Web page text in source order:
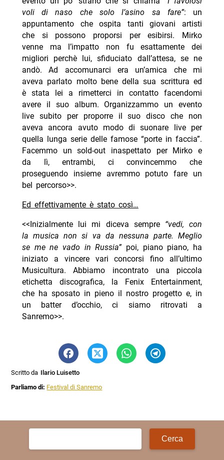
voli di naso che solo l’asino sa fare”: un
appuntamento che ospita tanti giovani artisti
che si possono proporsi per esibirsi. Mirko
venne ma l’impatto non fu esattamente dei
migliori perchè lui, sfiduciato dall’attesa, se ne
andò. Ad accomunarci era un’amica che mi
aveva parlato molto bene della sua scrittura ed
è stata lei a rimetterci in contatto facendomi
avere il suo album. Organizzammo un evento
live subito per proporre il suo disco che non
aveva ancora avuto modo di suonare live per
quella lunga serie delle famose “porte in faccia”.
Facemmo un sold-out inaspettato per Mirko e
da lì, entrambi, ci convincemmo che
proseguendo insieme avremmo potuto fare un
bel percorso>>.
Ed effettivamente è stato così…
<<Inizialmente lui mi diceva sempre “vedi, con
la musica non si va da nessuna parte. Meglio
se me ne vado in Russia” poi, piano piano, ha
iniziato a vincere vari concorsi fino all’ultimo
Musicultura. Abbiamo incontrato una piccola
etichetta discografica, la Fenix Entertainment,
che ha sposato in pieno il nostro progetto e, in
un batter d’occhio, ci siamo ritrovati a
Sanremo>>.
Scritto da Ilario Luisetto
Parliamo di: Festival di Sanremo
Ricerca